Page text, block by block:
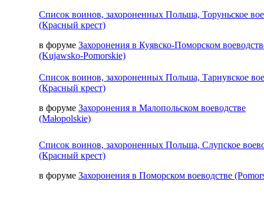
Список воинов, захороненных Польша, Торуньское
(Красный крест)
в форуме Захоронения в Куявско-Поморском
(Kujawsko-Pomorskie)
Список воинов, захороненных Польша, Тарнувское
(Красный крест)
в форуме Захоронения в Малопольском воеводстве
(Małopolskie)
Список воинов, захороненных Польша, Слупское
(Красный крест)
в форуме Захоронения в Поморском воеводстве